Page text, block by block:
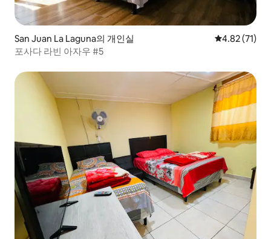
San Juan La Laguna의 개인실 평점 4.82점
4.82 (71)
포사다 라빈 아자우 #5